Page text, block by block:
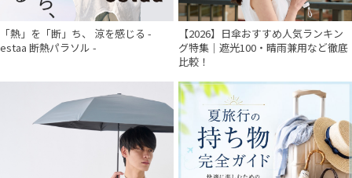
「熱」を「断」ち、 涼を感じる -
estaa 断熱パラソル -
【2026】日傘おすすめ人気ランキン
グ特集｜遮光100・晴雨兼用など徹底
比較！